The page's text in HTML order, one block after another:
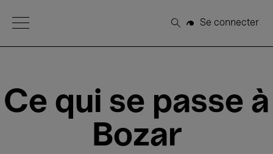
Open Menu
Rechercher
Se connecter
Ce qui se passe à
Bozar